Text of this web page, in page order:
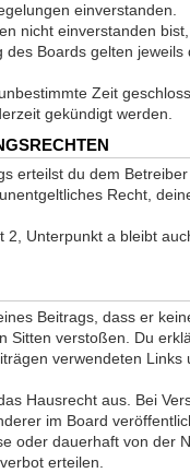
einverstanden.
nicht einverstanden
Boards gelten jeweils
Zeit
gekündigt werden.
erteilst du dem
Recht,
2, Unterpunkt a bleibt
Beitrags, dass er
Sitten verstoßen. Du
verwendeten Links
Hausrecht aus. Bei
im Board
oder dauerhaft von der
erteilen.